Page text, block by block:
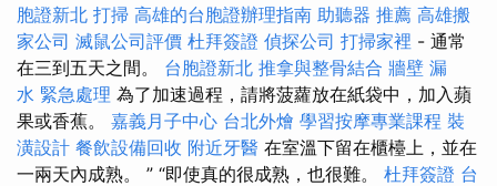
胞證新北 打掃 高雄的台胞證辦理指南 助聽器 推薦 高雄搬
家公司 滅鼠公司評價 杜拜簽證 偵探公司 打掃家裡 - 通常
在三到五天之間。 台胞證新北 推拿與整骨結合 牆壁 漏
水 緊急處理 為了加速過程，請將菠蘿放在紙袋中，加入蘋
果或香蕉。 嘉義月子中心 台北外燴 學習按摩專業課程 裝
潢設計 餐飲設備回收 附近牙醫 在室溫下留在櫃檯上，並在
一兩天內成熟。 ” “即使真的很成熟，也很難。 杜拜簽證 台